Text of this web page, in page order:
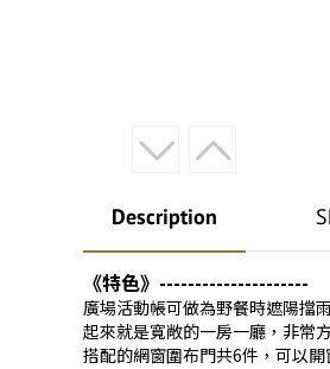
Description
《特色》---------------------
廣場活動帳可做為野餐時遮陽擋
起來就是寬敞的一房一廳，非常
搭配的網窗圍布門共6件，可以